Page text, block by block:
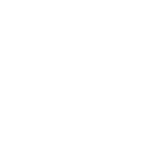
做，而是用寬鬆的心態思考、模糊地
。
樂趣。
依賴的方法，如此一來，我們或許會
往往是最有效的解方；人也是如此，